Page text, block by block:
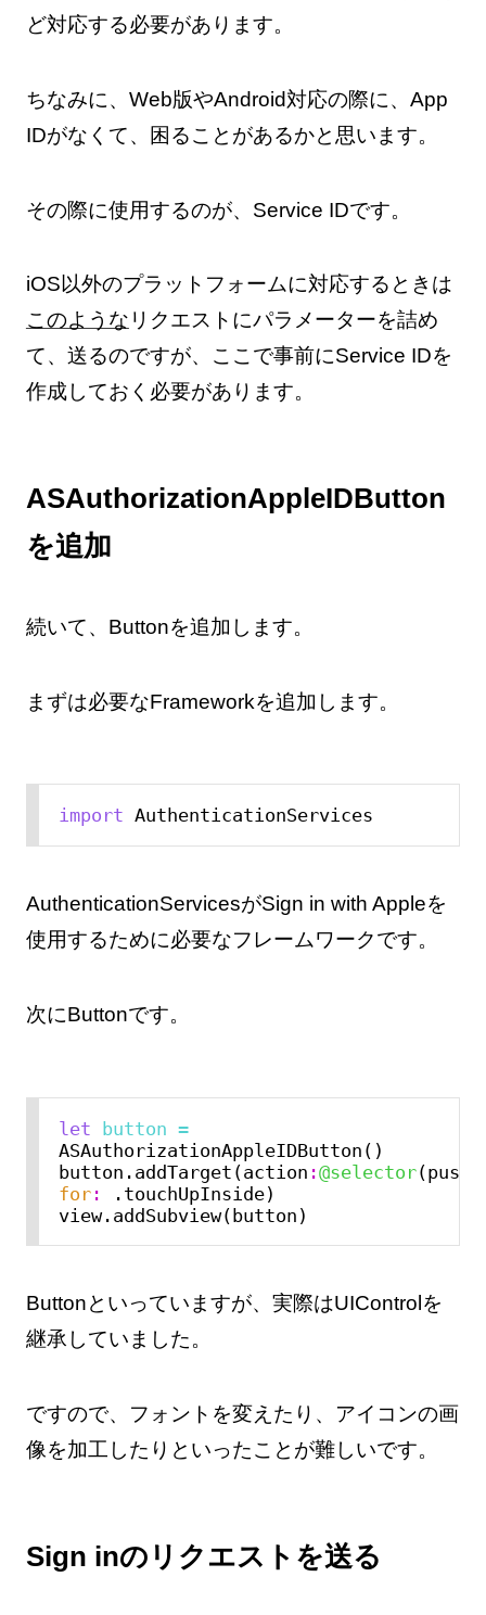
ど対応する必要があります。
ちなみに、Web版やAndroid対応の際に、App
IDがなくて、困ることがあるかと思います。
その際に使用するのが、Service IDです。
iOS以外のプラットフォームに対応するときは
このような リクエストにパラメーターを詰め
て、送るのですが、ここで事前にService IDを
作成しておく必要があります。
ASAuthorizationAppleIDButton
を追加
続いて、Buttonを追加します。
まずは必要なFrameworkを追加します。
import
AuthenticationServicesがSign in with Appleを
使用するために必要なフレームワークです。
次にButtonです。
let button =
ASAuthorizationAppleIDButton()
button.addTarget(action :@selector
for:
.touchUpInside)
Buttonといっていますが、実際はUIControlを
継承していました。
ですので、フォントを変えたり、アイコンの画
像を加工したりといったことが難しいです。
Sign inのリクエストを送る